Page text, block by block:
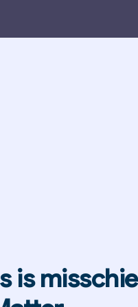
is